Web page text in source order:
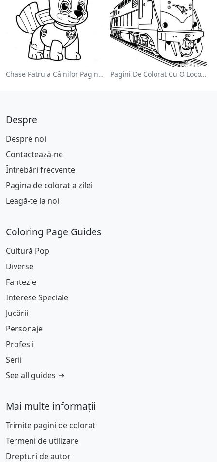
Chase Patrula Câinilor Pagina De Colorat Pagini De Colorat Cu O Locomotivă Colorată
Despre
Despre noi
Contactează-ne
Întrebări frecvente
Pagina de colorat a zilei
Leagă-te la noi
Coloring Page Guides
Cultură Pop
Diverse
Fantezie
Interese Speciale
Jucării
Personaje
Profesii
Serii
See all guides →
Mai multe informații
Trimite pagini de colorat
Termeni de utilizare
Drepturi de autor